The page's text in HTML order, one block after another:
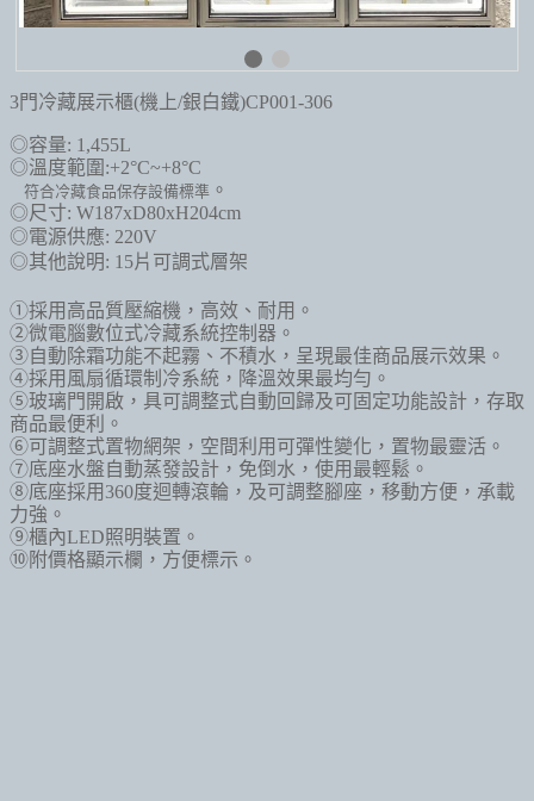
3門冷藏展示櫃(機上/銀白鐵)CP001-306
◎容量: 1,455L
◎溫度範圍:+2°C~+8°C
符合冷藏食品保存設備標準 。
◎尺寸: W187xD80xH204cm
◎電源供應: 220V
◎其他說明: 15片可調式層架
①採用高品質壓縮機，高效、耐用。
②微電腦數位式冷藏系統控制器。
③自動除霜功能不起霧、不積水，呈現最佳商品展示效果。
④採用風扇循環制冷系統，降溫效果最均勻。
⑤玻璃門開啟，具可調整式自動回歸及可固定功能設計，存取
商品最便利。
⑥可調整式置物網架，空間利用可彈性變化，置物最靈活。
⑦底座水盤自動蒸發設計，免倒水，使用最輕鬆。
⑧底座採用 360度迴轉滾輪，及可調整腳座，移動方便，承載
力強。
⑨櫃內LED照明裝置。
⑩附價格顯示欄，方便標示。